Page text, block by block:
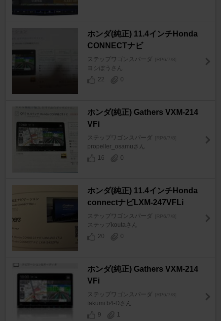
ホンダ(純正) 11.4インチHonda
CONNECTナビ
ステップワゴンスパーダ [RP6/7/8]
ヨシぽうさん
22
0
ホンダ(純正) Gathers VXM-214
VFi
ステップワゴンスパーダ [RP6/7/8]
propeller_osamuさん
16
0
ホンダ(純正) 11.4インチHonda
connectナビLXM-247VFLi
ステップワゴンスパーダ [RP6/7/8]
ステップkoutaさん
20
0
ホンダ(純正) Gathers VXM-214
VFi
ステップワゴンスパーダ [RP6/7/8]
takumi b4-Dさん
9
1